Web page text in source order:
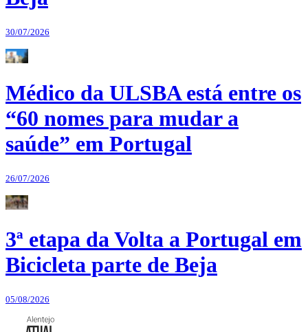
30/07/2026
Médico da ULSBA está entre os
“60 nomes para mudar a
saúde” em Portugal
26/07/2026
3ª etapa da Volta a Portugal em
Bicicleta parte de Beja
05/08/2026